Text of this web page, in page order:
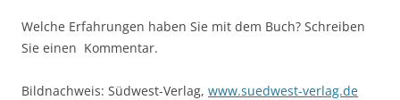
Welche Erfahrungen haben Sie mit dem Buch? Schreiben
Sie einen Kommentar.
Bildnachweis: Südwest-Verlag, www.suedwest-verlag.de